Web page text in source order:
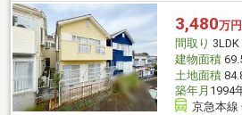
報量で、きっとお客様のご期待にお応え
すいいちばん分かりやすいいちばんワク
ークへCENTURY21アイ建設
3,480万円
間取り 3LDK
建物面積
土地面積
築年月 1994
京急本線